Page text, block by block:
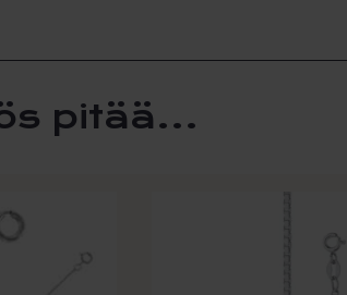
pitää...